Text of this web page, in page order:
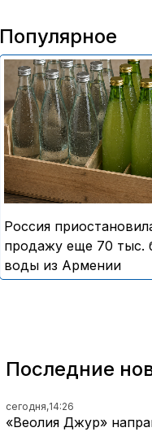
Популярное
В России
продажу
бутылок
армянского
Россия
продажу еще 70 тыс.
воды из Армении
Последние
сегодня,14:26
«Веолия Джур»